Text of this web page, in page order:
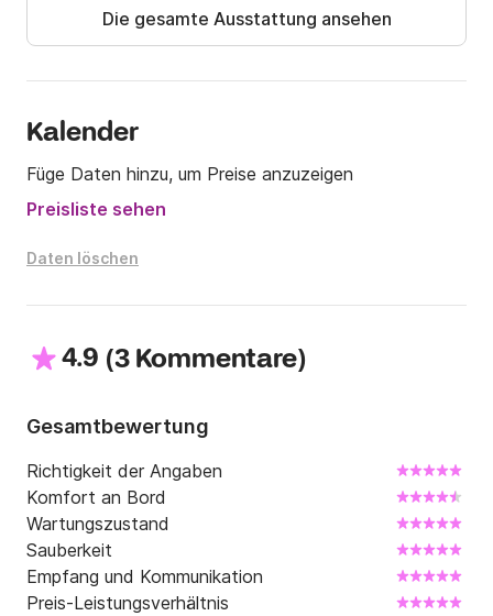
Die Kaution muss per Kreditkarte bezahlt werden.
Zögern Sie nicht, uns zu kontaktieren, wenn Sie
neugierig sind.
Die gesamte Ausstattung ansehen
Kalender
Füge Daten hinzu, um Preise anzuzeigen
Preisliste sehen
Daten löschen
4.9 (3 Kommentare)
Gesamtbewertung
Richtigkeit der Angaben
Komfort an Bord
Wartungszustand
Sauberkeit
Empfang und Kommunikation
Preis-Leistungsverhältnis